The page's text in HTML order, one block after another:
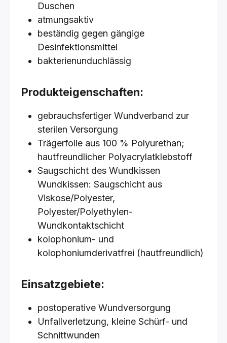
Duschen
atmungsaktiv
beständig gegen gängige
Desinfektionsmittel
bakterienunduchlässig
Produkteigenschaften:
gebrauchsfertiger Wundverband zur
sterilen Versorgung
Trägerfolie aus 100 % Polyurethan;
hautfreundlicher Polyacrylatklebstoff
Saugschicht des Wundkissen
Wundkissen: Saugschicht aus
Viskose/Polyester,
Polyester/Polyethylen-
Wundkontaktschicht
kolophonium- und
kolophoniumderivatfrei (hautfreundlich)
Einsatzgebiete:
postoperative Wundversorgung
Unfallverletzung, kleine Schürf- und
Schnittwunden